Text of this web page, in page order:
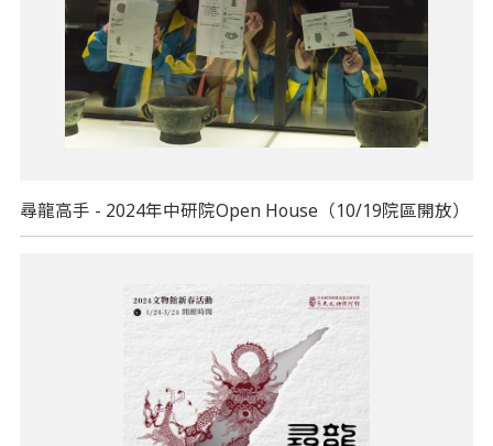
尋龍高手 - 2024年中研院Open House（10/19院區開放）